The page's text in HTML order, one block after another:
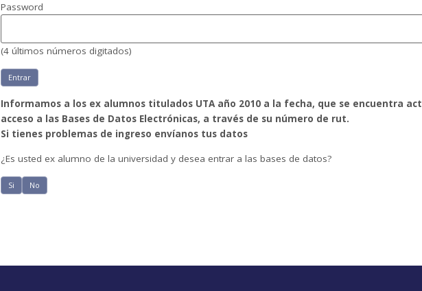
Password
(4 últimos números digitados)
Entrar
Informamos a los ex alumnos titulados UTA año 2010 a la fecha, que se encuentra
acceso a las Bases de Datos Electrónicas, a través de su número de rut.
Si tienes problemas de ingreso envíanos tus datos
¿Es usted ex alumno de la universidad y desea entrar a las bases de datos?
Si